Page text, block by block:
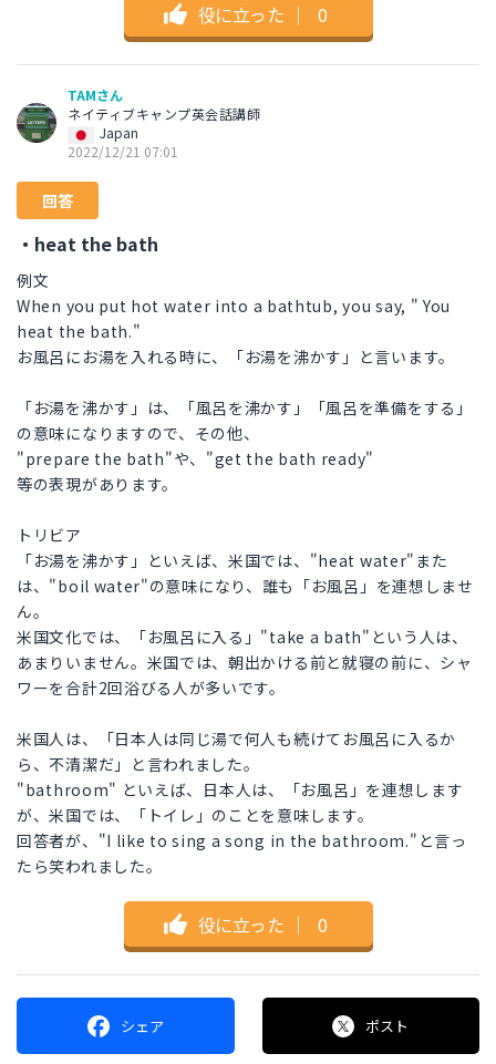
役に立った ｜ 0
TAMさん
ネイティブキャンプ英会話講師
Japan
2022/12/21 07:01
回答
・heat the bath
例文
When you put hot water into a bathtub, you say, " You
heat the bath."
お風呂にお湯を入れる時に、「お湯を沸かす」と言います。
「お湯を沸かす」は、「風呂を沸かす」「風呂を準備をする」
の意味になりますので、その他、
"prepare the bath"や、"get the bath ready"
等の表現があります。
トリビア
「お湯を沸かす」といえば、米国では、"heat water"また
は、"boil water"の意味になり、誰も「お風呂」を連想しませ
ん。
米国文化では、「お風呂に入る」"take a bath"という人は、
あまりいません。米国では、朝出かける前と就寝の前に、シャ
ワーを合計2回浴びる人が多いです。
米国人は、「日本人は同じ湯で何人も続けてお風呂に入るか
ら、不清潔だ」と言われました。
"bathroom" といえば、日本人は、「お風呂」を連想します
が、米国では、「トイレ」のことを意味します。
回答者が、"I like to sing a song in the bathroom."と言っ
たら笑われました。
役に立った ｜ 0
シェア ポスト